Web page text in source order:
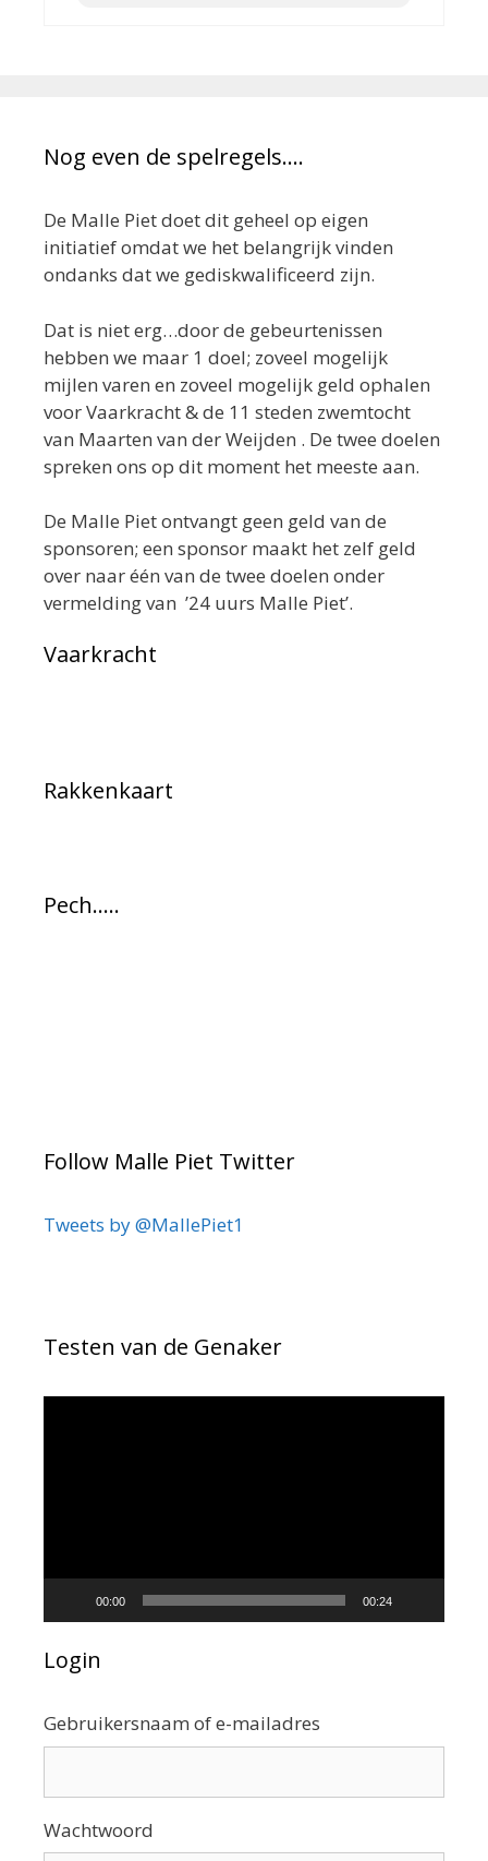
Nog even de spelregels….
De Malle Piet doet dit geheel op eigen
initiatief omdat we het belangrijk vinden
ondanks dat we gediskwalificeerd zijn.
Dat is niet erg…door de gebeurtenissen
hebben we maar 1 doel; zoveel mogelijk
mijlen varen en zoveel mogelijk geld ophalen
voor Vaarkracht & de 11 steden zwemtocht
van Maarten van der Weijden . De twee doelen
spreken ons op dit moment het meeste aan.
De Malle Piet ontvangt geen geld van de
sponsoren; een sponsor maakt het zelf geld
over naar één van de twee doelen onder
vermelding van ’24 uurs Malle Piet’.
Vaarkracht
Rakkenkaart
Pech…..
Follow Malle Piet Twitter
Tweets by @MallePiet1
Testen van de Genaker
00:00 00:24
Login
Gebruikersnaam of e-mailadres
Wachtwoord